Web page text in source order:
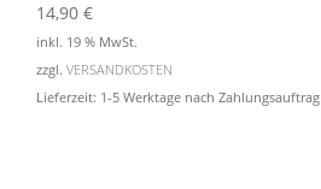
14,90 €
inkl. 19 % MwSt.
zzgl. VERSANDKOSTEN
Lieferzeit: 1-5 Werktage nach Zahlungsauftrag